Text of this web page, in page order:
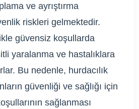
ve ayrıştırma
riskleri gelmektedir.
güvensiz koşullarda
yaralanma ve hastalıklara
Bu nedenle, hurdacılık
güvenliği ve sağlığı için
sağlanması